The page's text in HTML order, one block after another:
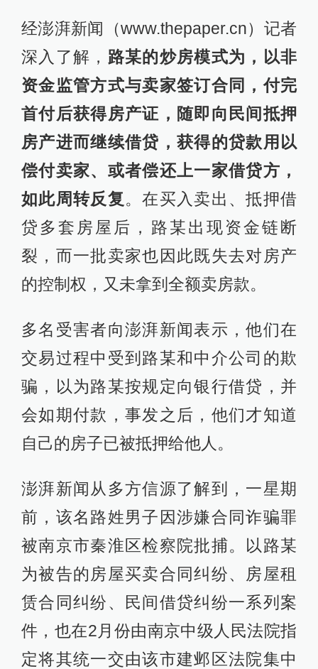
经澎湃新闻（www.thepaper.cn）记者
深入了解， 路某的炒房模式为，以非
资金监管方式与卖家签订合同，付完
首付后获得房产证，随即向民间抵押
房产进而继续借贷，获得的贷款用以
偿付卖家、或者偿还上一家借贷方，
如此周转反复。在买入卖出、抵押借
贷多套房屋后，路某出现资金链断
裂，而一批卖家也因此既失去对房产
的控制权，又未拿到全额卖房款。
多名受害者向澎湃新闻表示，他们在
交易过程中受到路某和中介公司的欺
骗，以为路某按规定向银行借贷，并
会如期付款，事发之后，他们才知道
自己的房子已被抵押给他人。
澎湃新闻从多方信源了解到，一星期
前，该名路姓男子因涉嫌合同诈骗罪
被南京市秦淮区检察院批捕。以路某
为被告的房屋买卖合同纠纷、房屋租
赁合同纠纷、民间借贷纠纷一系列案
件，也在2月份由南京中级人民法院指
定将其统一交由该市建邺区法院集中